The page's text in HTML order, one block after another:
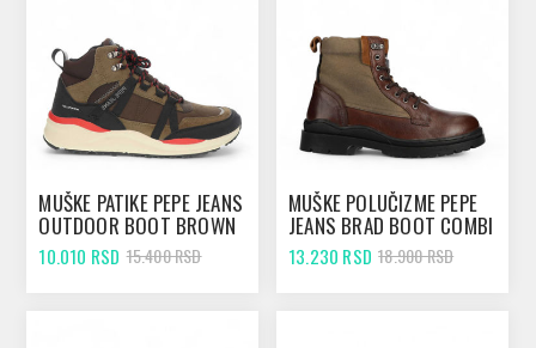
MUŠKE PATIKE PEPE JEANS
OUTDOOR BOOT BROWN
10.010 RSD 15.400 RSD
MUŠKE POLUČIZME PEPE
JEANS BRAD BOOT COMBI
COGNAC
13.230 RSD 18.900 RSD